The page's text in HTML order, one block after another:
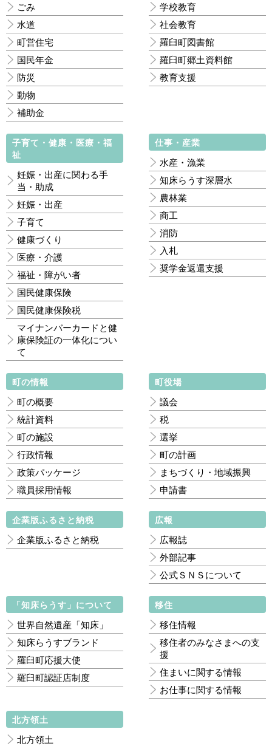
ごみ
水道
町営住宅
国民年金
防災
動物
補助金
学校教育
社会教育
羅臼町図書館
羅臼町郷土資料館
教育支援
子育て・健康・医療・福
祉
妊娠・出産に関わる手
当・助成
妊娠・出産
子育て
健康づくり
医療・介護
福祉・障がい者
国民健康保険
国民健康保険税
マイナンバーカードと健
康保険証の一体化につい
て
仕事・産業
水産・漁業
知床らうす深層水
農林業
商工
消防
入札
奨学金返還支援
町の情報
町の概要
統計資料
町の施設
行政情報
政策パッケージ
職員採用情報
町役場
議会
税
選挙
町の計画
まちづくり・地域振興
申請書
企業版ふるさと納税
企業版ふるさと納税
広報
広報誌
外部記事
公式ＳＮＳについて
「知床らうす」について
世界自然遺産「知床」
知床らうすブランド
羅臼町応援大使
羅臼町認証店制度
移住
移住情報
移住者のみなさまへの支
援
住まいに関する情報
お仕事に関する情報
北方領土
北方領土